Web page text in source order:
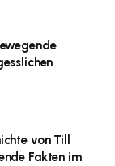
von Till
Fakten im